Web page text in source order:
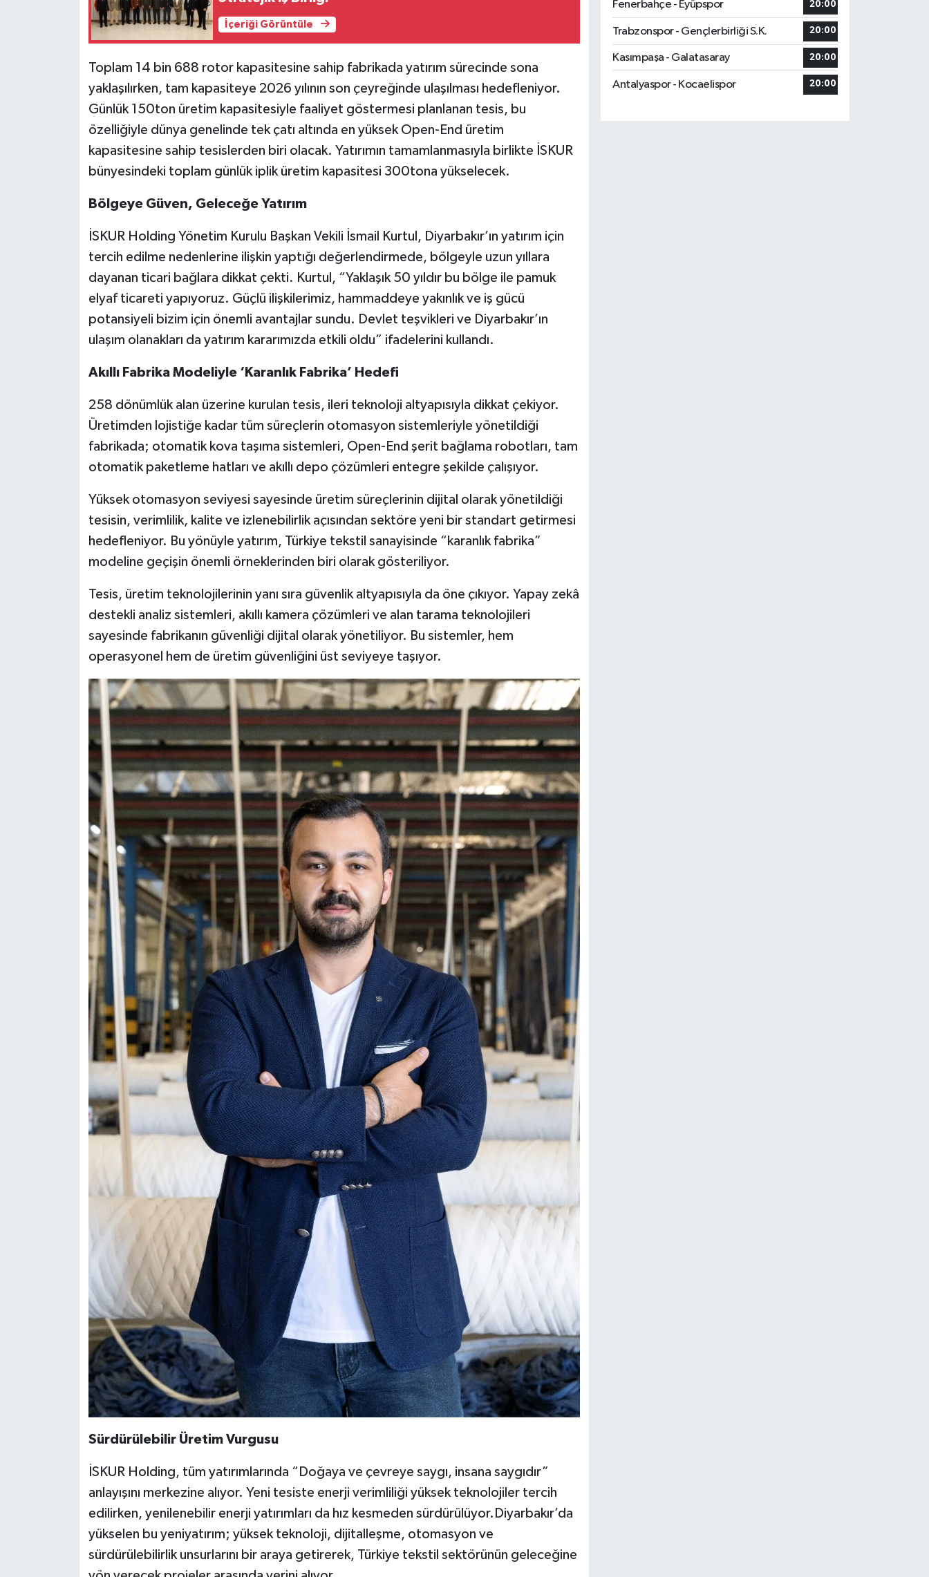
İçeriği Görüntüle
Toplam 14 bin 688 rotor kapasitesine sahip fabrikada yatırım sürecinde sona
yaklaşılırken, tam kapasiteye 2026 yılının son çeyreğinde ulaşılması hedefleniyor.
Günlük 150ton üretim kapasitesiyle faaliyet göstermesi planlanan tesis, bu
özelliğiyle dünya genelinde tek çatı altında en yüksek Open-End üretim
kapasitesine sahip tesislerden biri olacak. Yatırımın tamamlanmasıyla birlikte İSKUR
bünyesindeki toplam günlük iplik üretim kapasitesi 300tona yükselecek.
Bölgeye Güven, Geleceğe Yatırım
İSKUR Holding Yönetim Kurulu Başkan Vekili İsmail Kurtul, Diyarbakır’ın yatırım için
tercih edilme nedenlerine ilişkin yaptığı değerlendirmede, bölgeyle uzun yıllara
dayanan ticari bağlara dikkat çekti. Kurtul, “Yaklaşık 50 yıldır bu bölge ile pamuk
elyaf ticareti yapıyoruz. Güçlü ilişkilerimiz, hammaddeye yakınlık ve iş gücü
potansiyeli bizim için önemli avantajlar sundu. Devlet teşvikleri ve Diyarbakır’ın
ulaşım olanakları da yatırım kararımızda etkili oldu” ifadelerini kullandı.
Akıllı Fabrika Modeliyle ‘Karanlık Fabrika’ Hedefi
258 dönümlük alan üzerine kurulan tesis, ileri teknoloji altyapısıyla dikkat çekiyor.
Üretimden lojistiğe kadar tüm süreçlerin otomasyon sistemleriyle yönetildiği
fabrikada; otomatik kova taşıma sistemleri, Open-End şerit bağlama robotları, tam
otomatik paketleme hatları ve akıllı depo çözümleri entegre şekilde çalışıyor.
Yüksek otomasyon seviyesi sayesinde üretim süreçlerinin dijital olarak yönetildiği
tesisin, verimlilik, kalite ve izlenebilirlik açısından sektöre yeni bir standart getirmesi
hedefleniyor. Bu yönüyle yatırım, Türkiye tekstil sanayisinde “karanlık fabrika”
modeline geçişin önemli örneklerinden biri olarak gösteriliyor.
Tesis, üretim teknolojilerinin yanı sıra güvenlik altyapısıyla da öne çıkıyor. Yapay zekâ
destekli analiz sistemleri, akıllı kamera çözümleri ve alan tarama teknolojileri
sayesinde fabrikanın güvenliği dijital olarak yönetiliyor. Bu sistemler, hem
operasyonel hem de üretim güvenliğini üst seviyeye taşıyor.
Sürdürülebilir Üretim Vurgusu
İSKUR Holding, tüm yatırımlarında “Doğaya ve çevreye saygı, insana saygıdır”
anlayışını merkezine alıyor. Yeni tesiste enerji verimliliği yüksek teknolojiler tercih
edilirken, yenilenebilir enerji yatırımları da hız kesmeden sürdürülüyor.Diyarbakır’da
yükselen bu yeniyatırım; yüksek teknoloji, dijitalleşme, otomasyon ve
sürdürülebilirlik unsurlarını bir araya getirerek, Türkiye tekstil sektörünün geleceğine
Fenerbahçe - Eyüpspor 20:00
Trabzonspor - Gençlerbirliği S.K. 20:00
Kasımpaşa - Galatasaray 20:00
Antalyaspor - Kocaelispor 20:00